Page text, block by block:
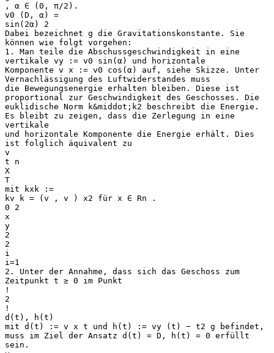
, α ∈ (0, π/2).
v0 (D, α) =
sin(2α) 2
Dabei bezeichnet g die Gravitationskonstante. Sie
können wie folgt vorgehen:
1. Man teile die Abschussgeschwindigkeit in eine
vertikale vy := v0 sin(α) und horizontale
Komponente v x := v0 cos(α) auf, siehe Skizze. Unter
Vernachlässigung des Luftwiderstandes muss
die Bewegungsenergie erhalten bleiben. Diese ist
proportional zur Geschwindigkeit des Geschosses. Die
euklidische Norm k&middot;k2 beschreibt die Energie.
Es bleibt zu zeigen, dass die Zerlegung in eine
vertikale
und horizontale Komponente die Energie erhält. Dies
ist folglich äquivalent zu
v
t n
X
T
mit kxk :=
kv k = (v , v ) x2 für x ∈ Rn .
0 2
x
y
2
2
i
i=1
2. Unter der Annahme, dass sich das Geschoss zum
Zeitpunkt t ≥ 0 im Punkt
!
2
!
d(t), h(t)
mit d(t) := v x t und h(t) := vy (t) − t2 g befindet,
muss im Ziel der Ansatz d(t) = D, h(t) = 0 erfüllt
sein.